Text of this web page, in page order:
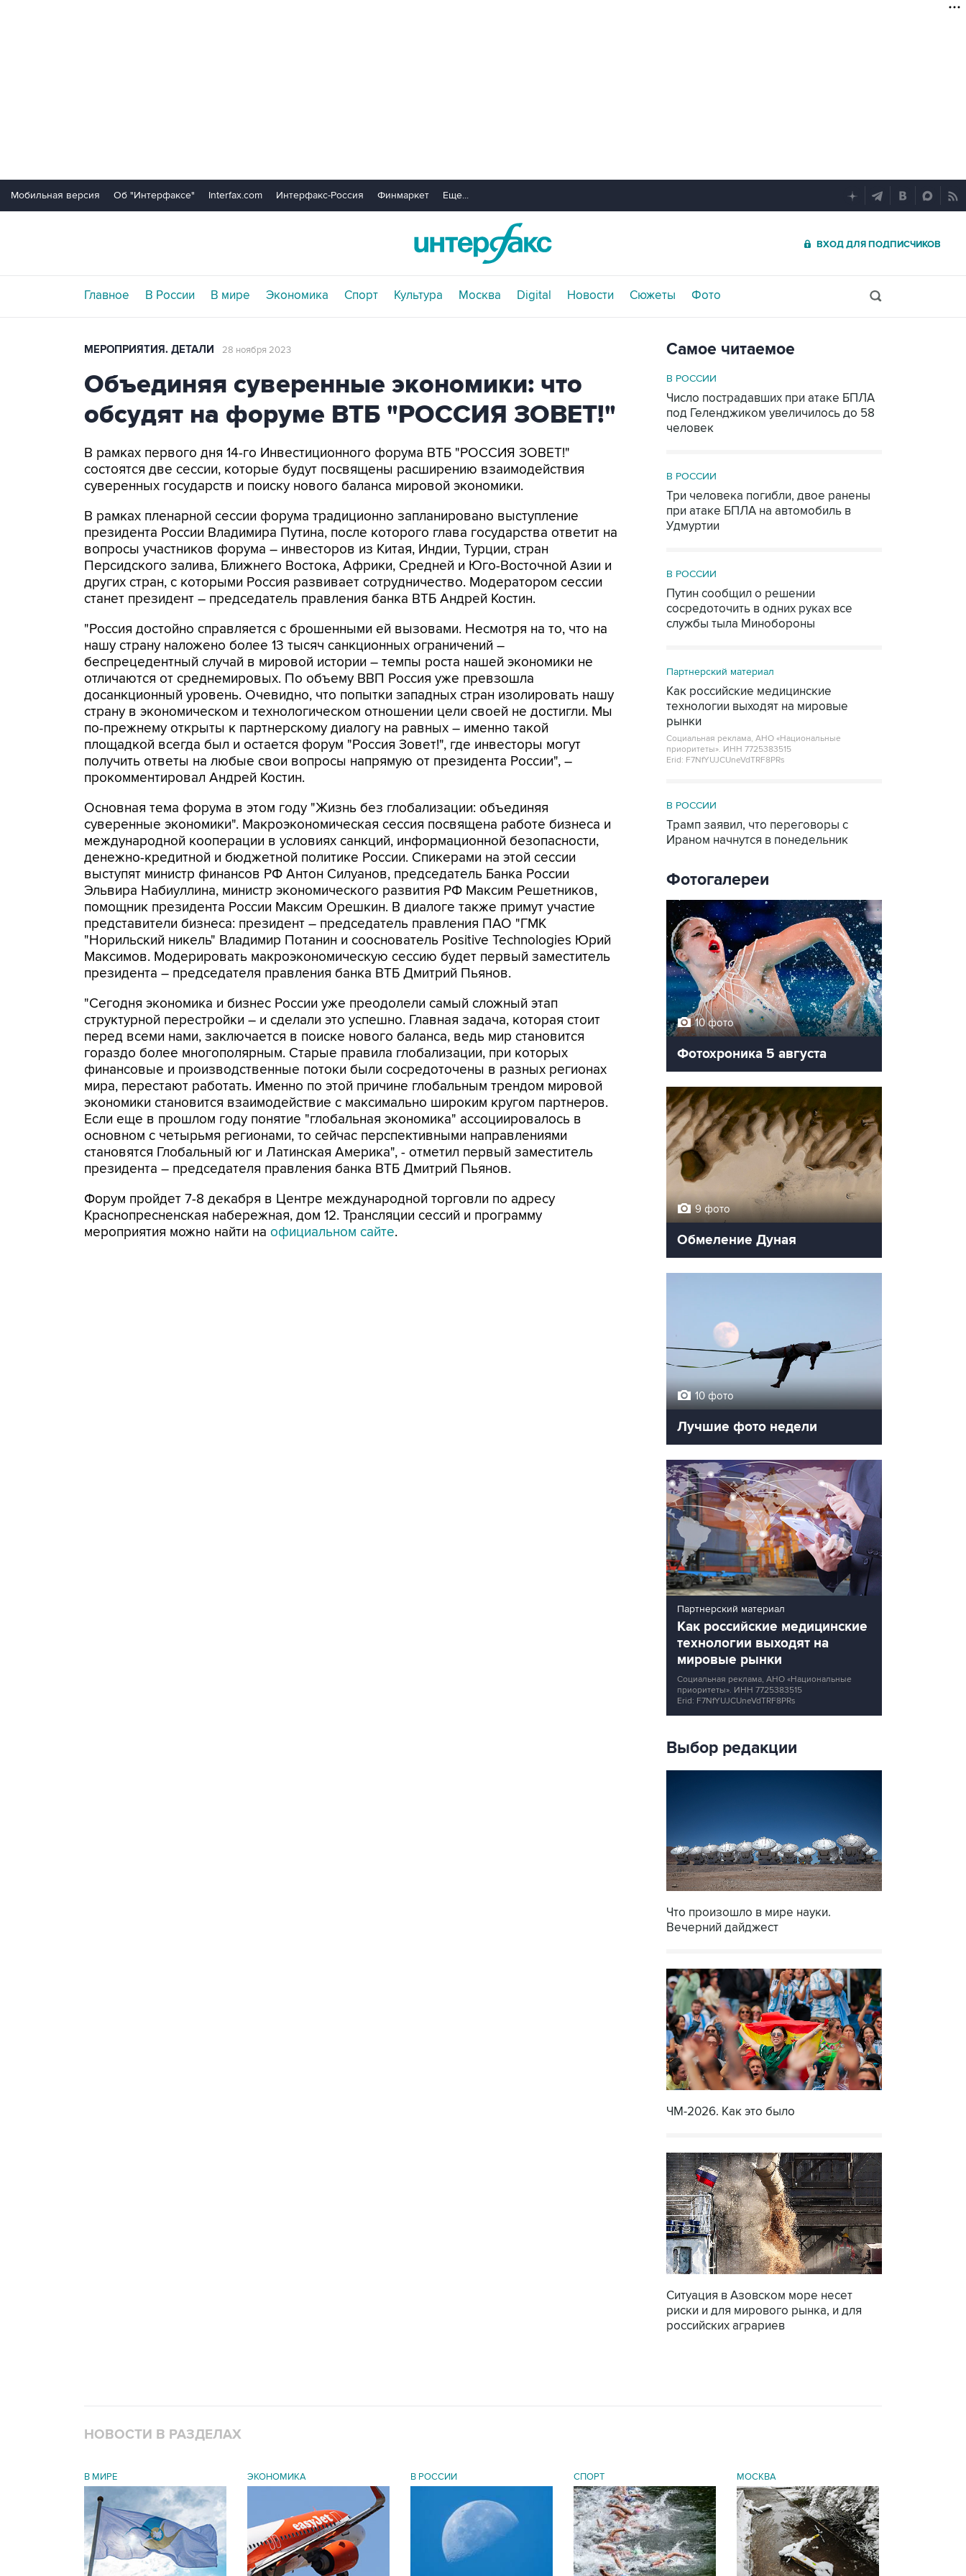
Мобильная версия Об "Интерфаксе" Interfax.com Интерфакс-Россия Финмаркет Еще...
ВХОД ДЛЯ ПОДПИСЧИКОВ
Главное В России В мире Экономика Спорт Культура Москва Digital Новости Сюжеты Фото
МЕРОПРИЯТИЯ. ДЕТАЛИ 28 ноября 2023
Объединяя суверенные экономики: что
обсудят на форуме ВТБ "РОССИЯ ЗОВЕТ!"
В рамках первого дня 14-го Инвестиционного форума ВТБ "РОССИЯ ЗОВЕТ!"
состоятся две сессии, которые будут посвящены расширению взаимодействия
суверенных государств и поиску нового баланса мировой экономики.
В рамках пленарной сессии форума традиционно запланировано выступление
президента России Владимира Путина, после которого глава государства ответит на
вопросы участников форума – инвесторов из Китая, Индии, Турции, стран
Персидского залива, Ближнего Востока, Африки, Средней и Юго-Восточной Азии и
других стран, с которыми Россия развивает сотрудничество. Модератором сессии
станет президент – председатель правления банка ВТБ Андрей Костин.
"Россия достойно справляется с брошенными ей вызовами. Несмотря на то, что на
нашу страну наложено более 13 тысяч санкционных ограничений –
беспрецедентный случай в мировой истории – темпы роста нашей экономики не
отличаются от среднемировых. По объему ВВП Россия уже превзошла
досанкционный уровень. Очевидно, что попытки западных стран изолировать нашу
страну в экономическом и технологическом отношении цели своей не достигли. Мы
по-прежнему открыты к партнерскому диалогу на равных – именно такой
площадкой всегда был и остается форум "Россия Зовет!", где инвесторы могут
получить ответы на любые свои вопросы напрямую от президента России", –
прокомментировал Андрей Костин.
Основная тема форума в этом году "Жизнь без глобализации: объединяя
суверенные экономики". Макроэкономическая сессия посвящена работе бизнеса и
международной кооперации в условиях санкций, информационной безопасности,
денежно-кредитной и бюджетной политике России. Спикерами на этой сессии
выступят министр финансов РФ Антон Силуанов, председатель Банка России
Эльвира Набиуллина, министр экономического развития РФ Максим Решетников,
помощник президента России Максим Орешкин. В диалоге также примут участие
представители бизнеса: президент – председатель правления ПАО "ГМК
"Норильский никель" Владимир Потанин и сооснователь Positive Technologies Юрий
Максимов. Модерировать макроэкономическую сессию будет первый заместитель
президента – председателя правления банка ВТБ Дмитрий Пьянов.
"Сегодня экономика и бизнес России уже преодолели самый сложный этап
структурной перестройки – и сделали это успешно. Главная задача, которая стоит
перед всеми нами, заключается в поиске нового баланса, ведь мир становится
гораздо более многополярным. Старые правила глобализации, при которых
финансовые и производственные потоки были сосредоточены в разных регионах
мира, перестают работать. Именно по этой причине глобальным трендом мировой
экономики становится взаимодействие с максимально широким кругом партнеров.
Если еще в прошлом году понятие "глобальная экономика" ассоциировалось в
основном с четырьмя регионами, то сейчас перспективными направлениями
становятся Глобальный юг и Латинская Америка", - отметил первый заместитель
президента – председателя правления банка ВТБ Дмитрий Пьянов.
Форум пройдет 7-8 декабря в Центре международной торговли по адресу
Краснопресненская набережная, дом 12. Трансляции сессий и программу
мероприятия можно найти на официальном сайте.
Самое читаемое
В РОССИИ
Число пострадавших при атаке БПЛА
под Геленджиком увеличилось до 58
человек
В РОССИИ
Три человека погибли, двое ранены
при атаке БПЛА на автомобиль в
Удмуртии
В РОССИИ
Путин сообщил о решении
сосредоточить в одних руках все
службы тыла Минобороны
Партнерский материал
Как российские медицинские
технологии выходят на мировые
рынки
Социальная реклама, АНО «Национальные
приоритеты». ИНН 7725383515
Erid: F7NfYUJCUneVdTRF8PRs
В РОССИИ
Трамп заявил, что переговоры с
Ираном начнутся в понедельник
Фотогалереи
10 фото
Фотохроника 5 августа
9 фото
Обмеление Дуная
10 фото
Лучшие фото недели
Партнерский материал
Как российские медицинские
технологии выходят на
мировые рынки
Социальная реклама, АНО «Национальные
приоритеты». ИНН 7725383515
Erid: F7NfYUJCUneVdTRF8PRs
Выбор редакции
Что произошло в мире науки.
Вечерний дайджест
ЧМ-2026. Как это было
Ситуация в Азовском море несет
риски и для мирового рынка, и для
российских аграриев
НОВОСТИ В РАЗДЕЛАХ
В МИРЕ ЭКОНОМИКА В РОССИИ СПОРТ МОСКВА